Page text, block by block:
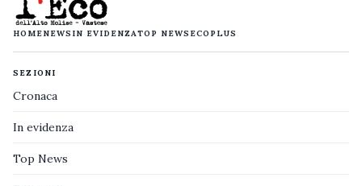
HOMENEWS IN EVIDENZATOP NEWS ECOPLUS
SEZIONI
Cronaca
In evidenza
Top News